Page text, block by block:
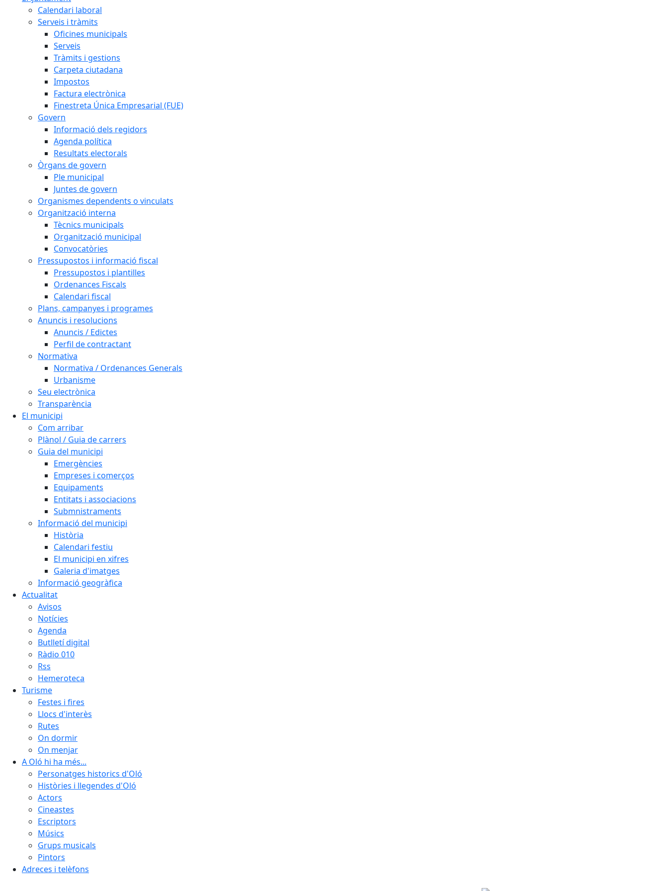
Calendari laboral
Serveis i tràmits
Oficines municipals
Serveis
Tràmits i gestions
Carpeta ciutadana
Impostos
Factura electrònica
Finestreta Única Empresarial (FUE)
Govern
Informació dels regidors
Agenda política
Resultats electorals
Òrgans de govern
Ple municipal
Juntes de govern
Organismes dependents o vinculats
Organització interna
Tècnics municipals
Organització municipal
Convocatòries
Pressupostos i informació fiscal
Pressupostos i plantilles
Ordenances Fiscals
Calendari fiscal
Plans, campanyes i programes
Anuncis i resolucions
Anuncis / Edictes
Perfil de contractant
Normativa
Normativa / Ordenances Generals
Urbanisme
Seu electrònica
Transparència
El municipi
Com arribar
Plànol / Guia de carrers
Guia del municipi
Emergències
Empreses i comerços
Equipaments
Entitats i associacions
Submnistraments
Informació del municipi
Història
Calendari festiu
El municipi en xifres
Galeria d'imatges
Informació geogràfica
Actualitat
Avisos
Notícies
Agenda
Butlletí digital
Ràdio 010
Rss
Hemeroteca
Turisme
Festes i fires
Llocs d'interès
Rutes
On dormir
On menjar
A Oló hi ha més...
Personatges historics d'Oló
Històries i llegendes d'Oló
Actors
Cineastes
Escriptors
Músics
Grups musicals
Pintors
Adreces i telèfons